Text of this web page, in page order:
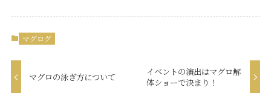
マグログ
マグロの泳ぎ方について
イベントの演出はマグロ解
体ショーで決まり！